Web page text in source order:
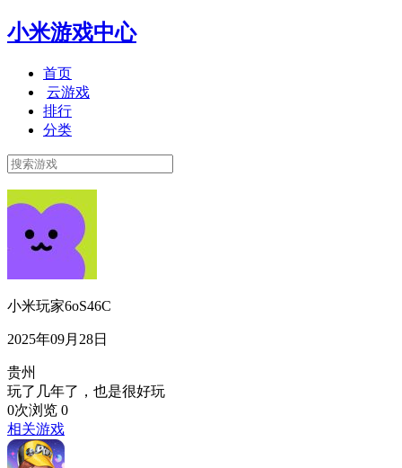
小米游戏中心
首页
云游戏
排行
分类
小米玩家6oS46C
2025年09月28日
贵州
玩了几年了，也是很好玩
0次浏览 0
相关游戏